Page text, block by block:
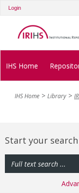
Login
IHS Home
IHS Home Library
Start your search